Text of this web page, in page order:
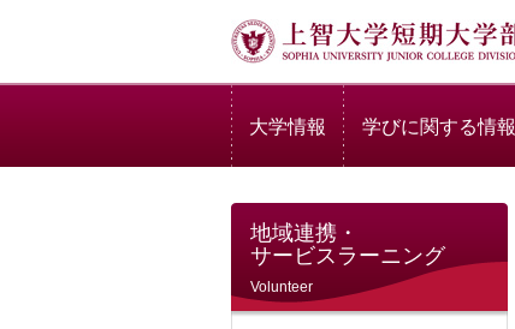
大学情報 学びに関する情報
地域連携・
サービスラーニング
Volunteer